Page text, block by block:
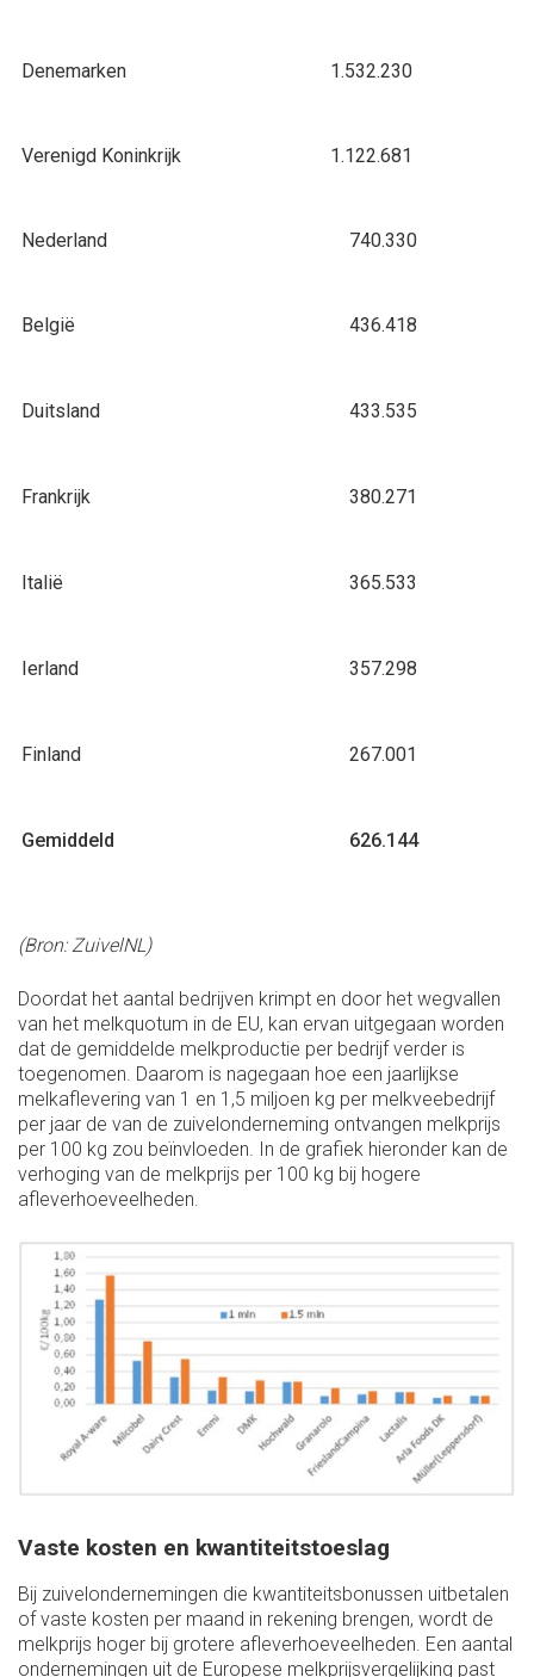
Denemarken 1.532.230
Verenigd Koninkrijk 1.122.681
Nederland 740.330
België 436.418
Duitsland 433.535
Frankrijk 380.271
Italië 365.533
Ierland 357.298
Finland 267.001
Gemiddeld 626.144
(Bron: ZuivelNL)
Doordat het aantal bedrijven krimpt en door het wegvallen
van het melkquotum in de EU, kan ervan uitgegaan worden
dat de gemiddelde melkproductie per bedrijf verder is
toegenomen. Daarom is nagegaan hoe een jaarlijkse
melkaflevering van 1 en 1,5 miljoen kg per melkveebedrijf
per jaar de van de zuivelonderneming ontvangen melkprijs
per 100 kg zou beïnvloeden. In de grafiek hieronder kan de
verhoging van de melkprijs per 100 kg bij hogere
afleverhoeveelheden.
Vaste kosten en kwantiteitstoeslag
Bij zuivelondernemingen die kwantiteitsbonussen uitbetalen
of vaste kosten per maand in rekening brengen, wordt de
melkprijs hoger bij grotere afleverhoeveelheden. Een aantal
ondernemingen uit de Europese melkprijsvergelijking past